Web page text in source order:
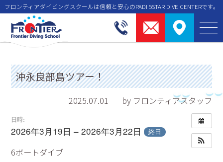
フロンティアダイビングスクールは信頼と安⼼のPADI 5STAR DIVE CENTERです。
沖永良部島ツアー！
2025.07.01 by フロンティアスタッフ
日時:
2026年3月19日 – 2026年3月22日 終日
6ボートダイブ